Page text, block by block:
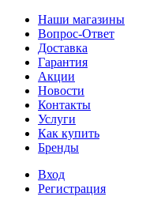
Наши магазины
Вопрос-Ответ
Доставка
Гарантия
Акции
Новости
Контакты
Услуги
Как купить
Бренды
Вход
Регистрация